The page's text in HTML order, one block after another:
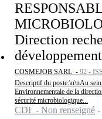
Direction
développement
COSMEJOB SARL - 92 -
Descriptif du poste:\n\nAu
Environnementale de la
sécurité microbiologique...
CDI - Non renseigné